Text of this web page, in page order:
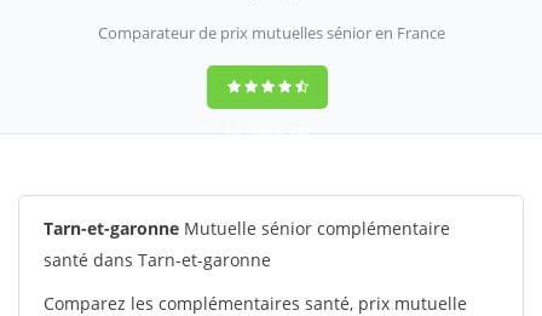
Comparateur de prix mutuelles sénior en France
9,2(100%)242
Tarn-et-garonne Mutuelle sénior complémentaire
santé dans Tarn-et-garonne
Comparez les complémentaires santé, prix mutuelle